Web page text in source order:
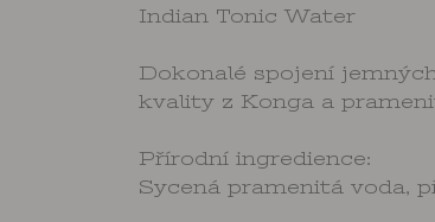
Indian Tonic Water
Dokonalé spojení
kvality z Konga a
Přírodní ingredience:
Sycená pramenitá voda,